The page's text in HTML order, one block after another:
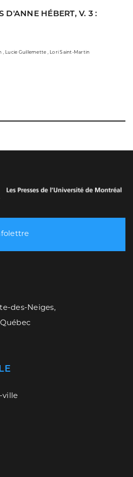
D'ANNE HÉBERT, V. 3 :
, Lucie Guillemette , Lori Saint-Martin
des-Neiges,
ville